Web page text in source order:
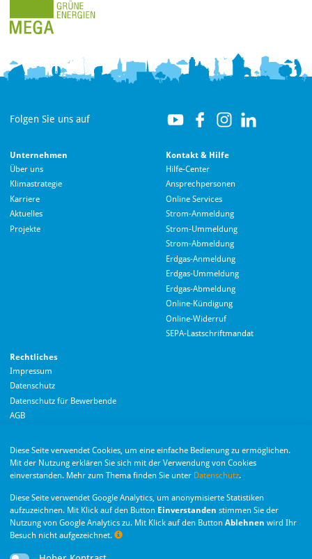
Folgen Sie uns auf
Unternehmen
Über uns
Klimastrategie
Karriere
Aktuelles
Projekte
Kontakt & Hilfe
Hilfe-Center
Ansprechpersonen
Online Services
Strom-Anmeldung
Strom-Ummeldung
Strom-Abmeldung
Erdgas-Anmeldung
Erdgas-Ummeldung
Erdgas-Abmeldung
Online-Kündigung
Online-Widerruf
SEPA-Lastschriftmandat
Rechtliches
Impressum
Datenschutz
Datenschutz für Bewerbende
AGB
GmbH ist eine Tochter­gesellschaft der Stadt Monheim
am Rhein.
Diese Seite verwendet Cookies, um eine einfache Bedienung zu ermöglichen.
Mit der Nutzung erklären Sie sich mit der Verwendung von Cookies
einverstanden. Mehr zum Thema finden Sie unter Datenschutz.
Diese Seite verwendet Google Analytics, um anonymisierte Statistiken
aufzuzeichnen. Mit Klick auf den Button Einverstanden stimmen Sie der
Nutzung von Google Analytics zu. Mit Klick auf den Button Ablehnen wird Ihr
Besuch nicht aufgezeichnet.
Wir nutzen Langdock zur Bereitstellung eines KI-Chatbots. Mit dem Laden des
Chatbots erklären Sie sich mit der
Datenschutzerklärung von Langdock
Chatbot laden